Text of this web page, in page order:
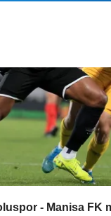
- Manisa FK